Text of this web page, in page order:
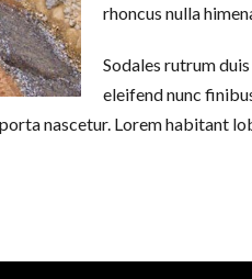
rhoncus nulla
Sodales rutrum
eleifend nunc
nascetur. Lorem habitant